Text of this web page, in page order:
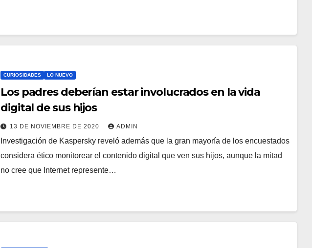
CURIOSIDADES LO NUEVO
Los padres deberían estar involucrados en la vida
digital de sus hijos
13 DE NOVIEMBRE DE 2020 ADMIN
Investigación de Kaspersky reveló además que la gran mayoría de los encuestados
considera ético monitorear el contenido digital que ven sus hijos, aunque la mitad
no cree que Internet represente…